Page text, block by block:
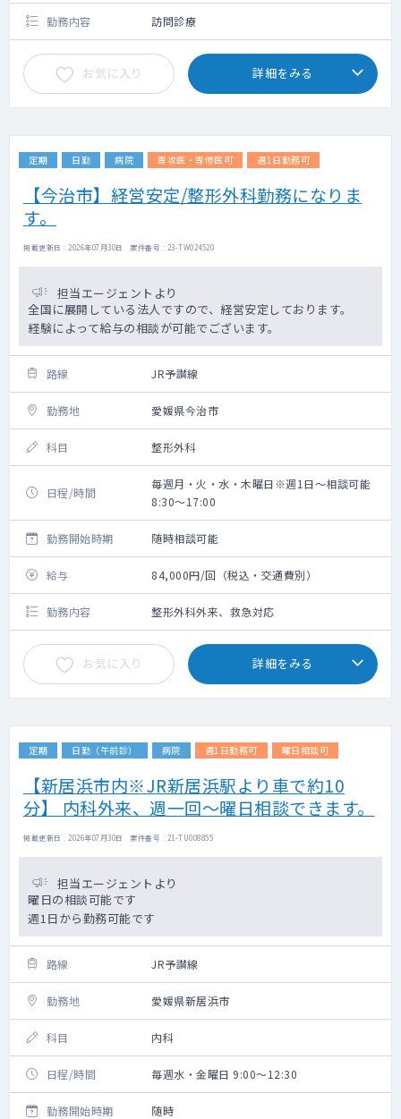
勤務内容 訪問診療
お気に入り 詳細をみる
定期 日勤 病院 専攻医・専修医可 週1日勤務可
【今治市】経営安定/整形外科勤務になりま
す。
掲載更新日 : 2026年07月30日 案件番号 : 23-TW024520
担当エージェントより
全国に展開している法人ですので、経営安定しております。
経験によって給与の相談が可能でございます。
路線 JR予讃線
勤務地 愛媛県今治市
科目 整形外科
日程/時間
毎週月・火・水・木曜日※週1日～相談可能
8:30～17:00
勤務開始時期 随時相談可能
給与 84,000円/回（税込・交通費別）
勤務内容 整形外科外来、救急対応
お気に入り 詳細をみる
定期 日勤（午前診） 病院 週1日勤務可 曜日相談可
【新居浜市内※JR新居浜駅より車で約10
分】 内科外来、週一回～曜日相談できます。
掲載更新日 : 2026年07月30日 案件番号 : 21-TU008855
担当エージェントより
曜日の相談可能です
週1日から勤務可能です
路線 JR予讃線
勤務地 愛媛県新居浜市
科目 内科
日程/時間 毎週水・金曜日 9:00～12:30
勤務開始時期 随時